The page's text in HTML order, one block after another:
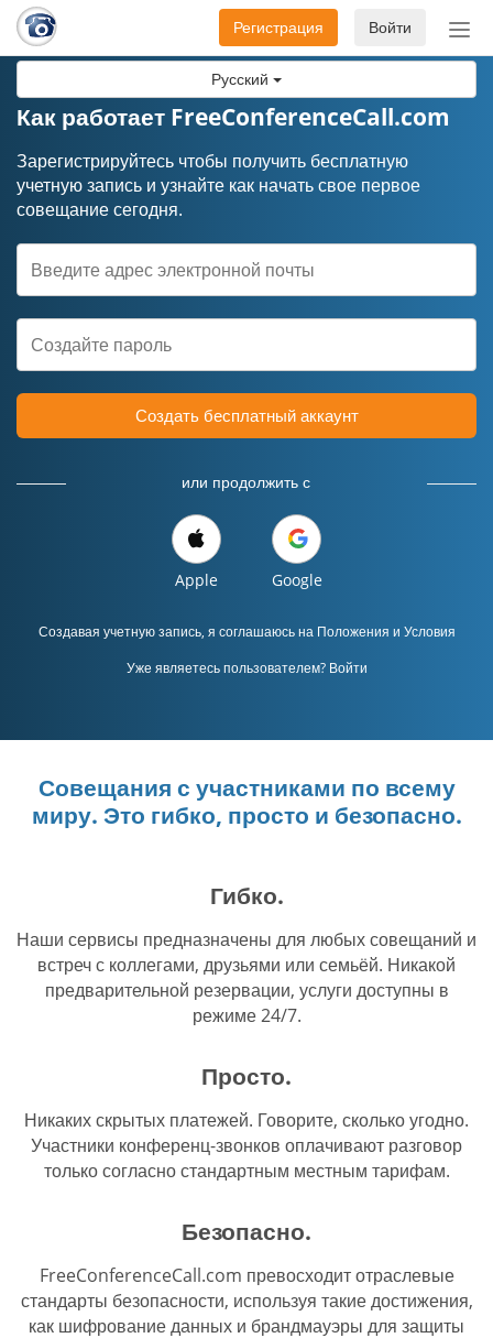
Русский
Войти
Регистрация
Как работает FreeConferenceCall.com
Зарегистрируйтесь чтобы получить бесплатную
учетную запись и узнайте как начать свое первое
совещание сегодня.
Создать бесплатный аккаунт
или продолжить с
Apple Google
Создавая учетную запись, я соглашаюсь на Положения и Условия
Уже являетесь пользователем? Войти
Совещания с участниками по всему
миру. Это гибко, просто и безопасно.
Гибко.
Наши сервисы предназначены для любых совещаний и
встреч с коллегами, друзьями или семьёй. Никакой
предварительной резервации, услуги доступны в
режиме 24/7.
Просто.
Никаких скрытых платежей. Говорите, сколько угодно.
Участники конференц-звонков оплачивают разговор
только согласно стандартным местным тарифам.
Безопасно.
FreeConferenceCall.com превосходит отраслевые
стандарты безопасности, используя такие достижения,
как шифрование данных и брандмауэры для защиты